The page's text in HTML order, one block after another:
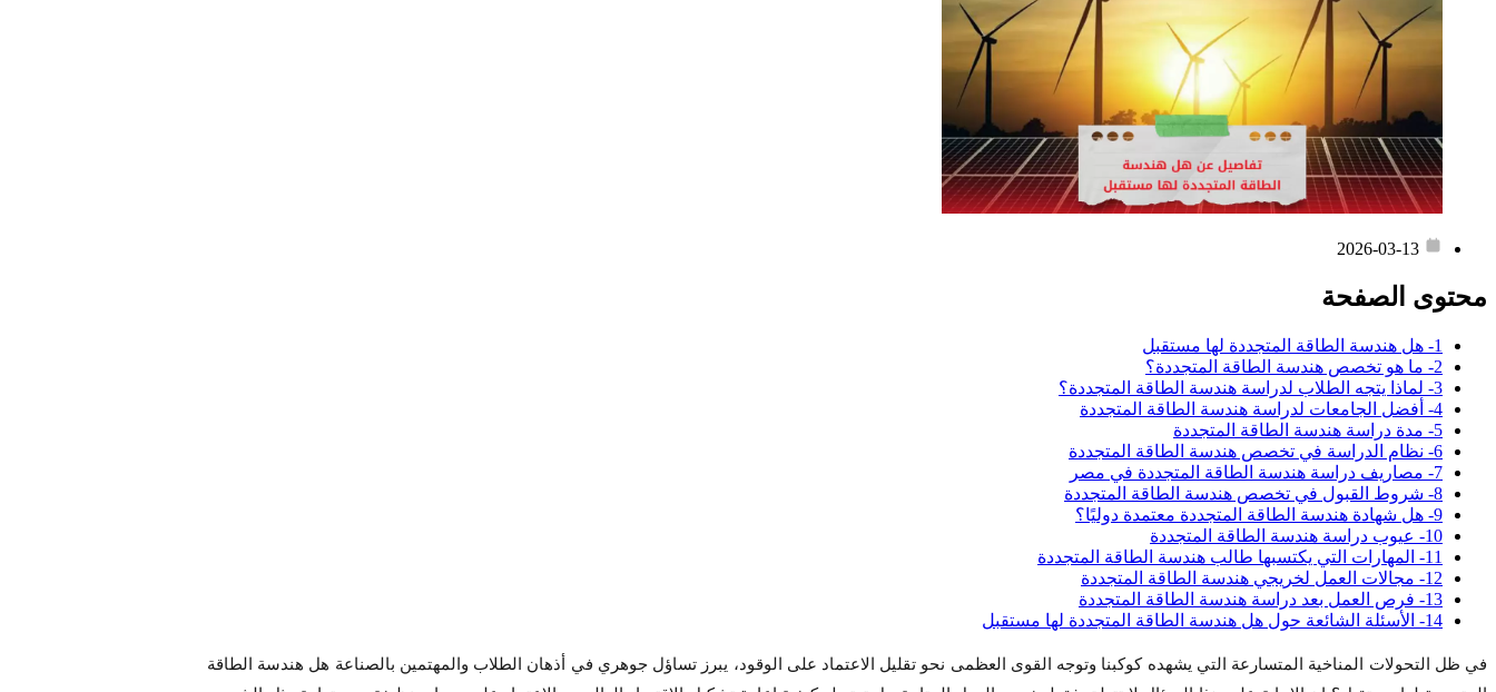
2026-03-13
محتوى الصفحة
1- هل هندسة الطاقة المتجددة لها مستقبل
2- ما هو تخصص هندسة الطاقة المتجددة؟
3- لماذا يتجه الطلاب لدراسة هندسة الطاقة المتجددة؟
4- أفضل الجامعات لدراسة هندسة الطاقة المتجددة
5- مدة دراسة هندسة الطاقة المتجددة
6- نظام الدراسة في تخصص هندسة الطاقة المتجددة
7- مصاريف دراسة هندسة الطاقة المتجددة في مصر
8- شروط القبول في تخصص هندسة الطاقة المتجددة
9- هل شهادة هندسة الطاقة المتجددة معتمدة دوليًا؟
10- عيوب دراسة هندسة الطاقة المتجددة
11- المهارات التي يكتسبها طالب هندسة الطاقة المتجددة
12- مجالات العمل لخريجي هندسة الطاقة المتجددة
13- فرص العمل بعد دراسة هندسة الطاقة المتجددة
14- الأسئلة الشائعة حول هل هندسة الطاقة المتجددة لها مستقبل
في ظل التحولات المناخية المتسارعة التي يشهده كوكبنا وتوجه القوى العظمى نحو تقليل الاعتماد على الوقود، يبرز تساؤل جوهري في أذهان الطلاب والمهتمين بالصناعة هل هندسة الطاقة